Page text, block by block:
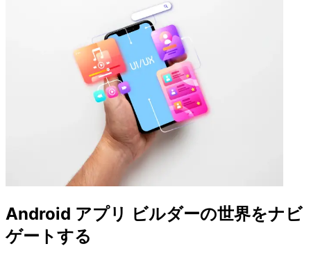
Android アプリ ビルダーの世界をナビ
ゲートする